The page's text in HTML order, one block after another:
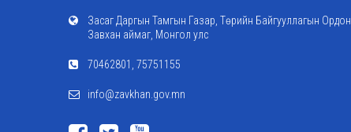
Засаг Даргын Тамгын Газар, Төрийн Байгууллагын Ордон,
Завхан аймаг, Монгол улс
70462801, 75751155
info@zavkhan.gov.mn